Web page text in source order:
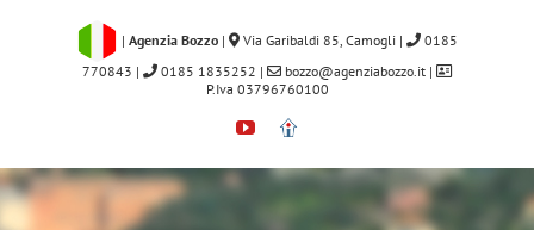
| Agenzia Bozzo | Via Garibaldi 85, Camogli |
0185
770843 | 0185 1835252 | bozzo@agenziabozzo.it|
P.Iva 03796760100
YouTube
Immobiliare.it